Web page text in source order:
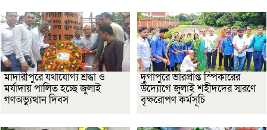
মাদারীপুরে যথাযোগ্য শ্রদ্ধা ও
মর্যাদায় পালিত হচ্ছে জুলাই
গণঅভ্যুত্থান দিবস
দুর্গাপুরে ভারপ্রাপ্ত স্পিকারের
উদ্যোগে জুলাই শহীদদের স্মরণে
বৃক্ষরোপণ কর্মসূচি